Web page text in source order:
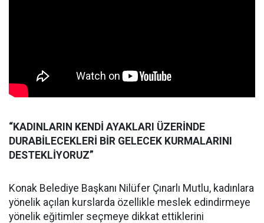
“KADINLARIN KENDİ AYAKLARI ÜZERİNDE
DURABİLECEKLERİ BİR GELECEK KURMALARINI
DESTEKLİYORUZ”
Konak Belediye Başkanı Nilüfer Çınarlı Mutlu, kadınlara
yönelik açılan kurslarda özellikle meslek edindirmeye
yönelik eğitimler seçmeye dikkat ettiklerini